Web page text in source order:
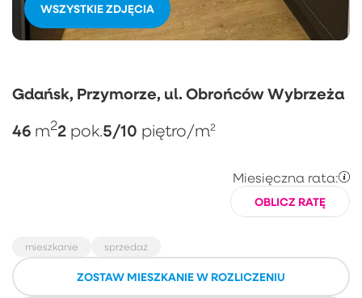
WSZYSTKIE ZDJĘCIA
Gdańsk, Przymorze, ul. Obrońców Wybrzeża
46 m22 pok.5/10 piętro/m²
Miesięczna rata:
OBLICZ RATĘ
mieszkanie sprzedaż
ZOSTAW MIESZKANIE W ROZLICZENIU